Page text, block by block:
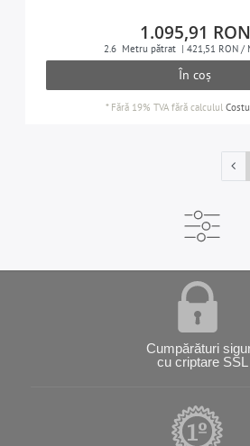
1.095,91
2.6 Metru pătrat | 421,51 RON /
În coș
* Fără 19% TVAfără calculul
Cumpărături
cu criptare SSL